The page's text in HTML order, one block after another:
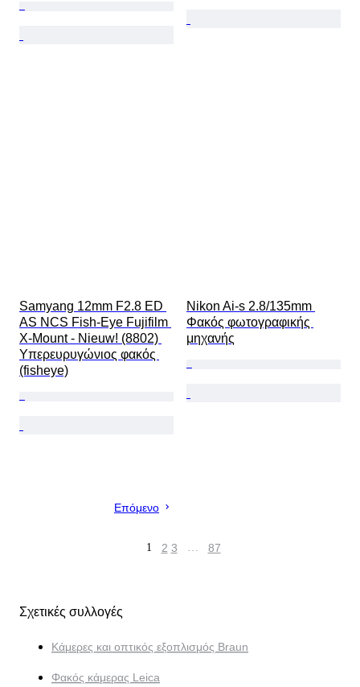
Samyang 12mm F2.8 ED
AS NCS Fish-Eye Fujifilm
X-Mount - Nieuw! (8802)
Υπερευρυγώνιος φακός
(fisheye)
Nikon Ai-s 2.8/135mm
Φακός φωτογραφικής
μηχανής
Επόμενο
1 2 3 … 87
Σχετικές συλλογές
Κάμερες και οπτικός εξοπλισμός Braun
Φακός κάμερας Leica